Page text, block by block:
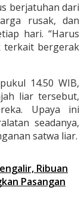
berjatuhan dari
rusak, dan
hari. “Harus
terkait bergerak
14.50 WIB,
liar tersebut,
Upaya ini
seadanya,
satwa liar.
Ribuan
Pasangan